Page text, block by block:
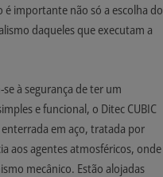
importante não só a escolha do
daqueles que executam a
à segurança de ter um
e funcional, o Ditec CUBIC
em aço, tratada por
aos agentes atmosféricos, onde
mecânico. Estão alojadas